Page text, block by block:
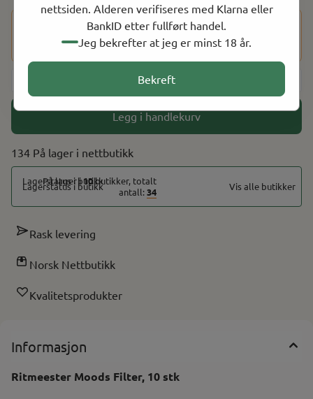
nettsiden. Alderen verifiseres med Klarna eller
BankID etter fullført handel.
Jeg bekrefter at jeg er minst 18 år.
Bekreft
Dette produktet har en aldersbegrensning på 18 år. Etter at
du har fullført kjøpet, vil du bli bedt om å bekrefte alderen
din ved hjelp av BankID for å fullføre bestillingen.
Legg i handlekurv
134 På lager
På lager i10butikker, totalt
antall:34 Vis alle butikker
Rask levering
Norsk Nettbutikk
Kvalitetsprodukter
Informasjon
Ritmeester Moods Filter, 10 stk